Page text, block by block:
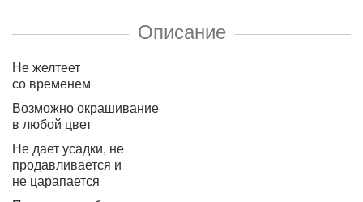
Описание
Не желтеет
со временем
Возможно окрашивание
в любой цвет
Не дает усадки, не
продавливается и
не царапается